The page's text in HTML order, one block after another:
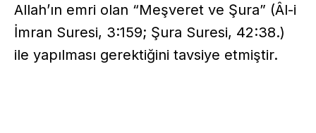
Allah’ın emri olan “Meşveret ve Şura” (Âl-i
İmran Suresi, 3:159; Şura Suresi, 42:38.)
ile yapılması gerektiğini tavsiye etmiştir.